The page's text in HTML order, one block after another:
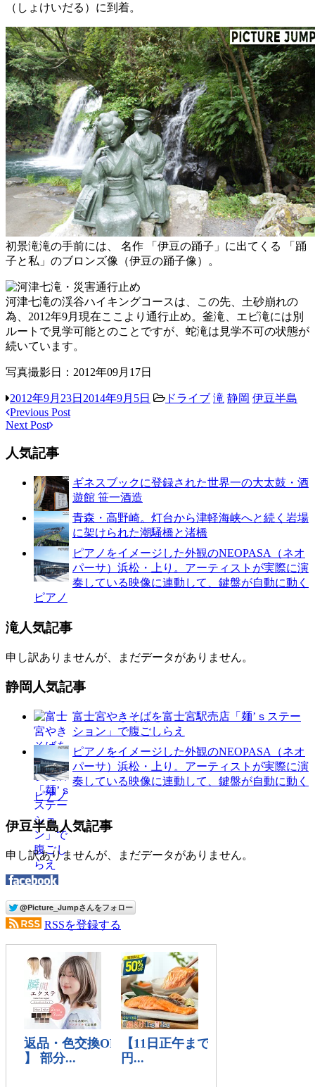
（しょけいだる）に到着。
初景滝滝の手前には、 名作 「伊豆の踊子」に出てくる 「踊
子と私」のブロンズ像（伊豆の踊子像）。
河津七滝の渓谷ハイキングコースは、この先、土砂崩れの
為、2012年9月現在ここより通行止め。釜滝、エビ滝には別
ルートで見学可能とのことですが、蛇滝は見学不可の状態が
続いています。
写真撮影日：2012年09月17日
2012年9月23日 2014年9月5日 ドライブ 滝 静岡 伊豆半島
Post
navigation
Previous Post
Next Post
人気記事
ギネスブックに登録された世界一の大太鼓・酒
遊館 笹一酒造
青森・高野崎。灯台から津軽海峡へと続く岩場
に架けられた潮騒橋と渚橋
ピアノをイメージした外観のNEOPASA（ネオ
パーサ）浜松・上り。アーティストが実際に演
奏している映像に連動して、鍵盤が自動に動く
ピアノ
滝人気記事
申し訳ありませんが、まだデータがありません。
静岡人気記事
富士宮やきそばを富士宮駅売店「麺’ｓステー
ション」で腹ごしらえ
ピアノをイメージした外観のNEOPASA（ネオ
パーサ）浜松・上り。アーティストが実際に演
奏している映像に連動して、鍵盤が自動に動く
ピアノ
伊豆半島人気記事
申し訳ありませんが、まだデータがありません。
RSSを登録する